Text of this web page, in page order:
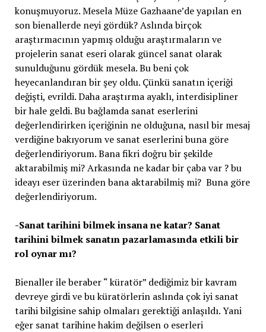
konuşmuyoruz. Mesela Müze Gazhaane’de yapılan en
son bienallerde neyi gördük? Aslında birçok
araştırmacının yapmış olduğu araştırmaların ve
projelerin sanat eseri olarak güncel sanat olarak
sunulduğunu gördük mesela. Bu beni çok
heyecanlandıran bir şey oldu. Çünkü sanatın içeriği
değişti, evrildi. Daha araştırma ayaklı, interdisipliner
bir hale geldi. Bu bağlamda sanat eserlerini
değerlendirirken içeriğinin ne olduğuna, nasıl bir mesaj
verdiğine bakıyorum ve sanat eserlerini buna göre
değerlendiriyorum. Bana fikri doğru bir şekilde
aktarabilmiş mi? Arkasında ne kadar bir çaba var ? bu
ideayı eser üzerinden bana aktarabilmiş mi? Buna göre
değerlendiriyorum.
-Sanat tarihini bilmek insana ne katar? Sanat
tarihini bilmek sanatın pazarlamasında etkili bir
rol oynar mı?
Bienaller ile beraber “ küratör” dediğimiz bir kavram
devreye girdi ve bu küratörlerin aslında çok iyi sanat
tarihi bilgisine sahip olmaları gerektiği anlaşıldı. Yani
eğer sanat tarihine hakim değilsen o eserleri